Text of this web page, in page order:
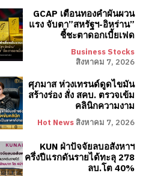
GCAP เตือนทองคำผันผวน
แรง จับตา”สหรัฐฯ-อิหร่าน”
ชี้ชะตาดอกเบี้ยเฟด
Business Stocks
สิงหาคม 7, 2026
ศุภมาส ห่วงเทรนด์ดูดไขมัน
สร้างร่อง สั่ง สคบ. ตรวจเข้ม
คลินิกความงาม
Hot News สิงหาคม 7, 2026
KUN ฝ่าปัจจัยลบอสังหาฯ
ครึ่งปีแรกดันรายได้ทะลุ 278
ลบ.โต 40%